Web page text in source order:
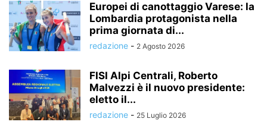
Europei di canottaggio Varese: la
Lombardia protagonista nella
prima giornata di...
redazione - 2 Agosto 2026
FISI Alpi Centrali, Roberto
Malvezzi è il nuovo presidente:
eletto il...
redazione - 25 Luglio 2026